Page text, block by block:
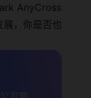
AnyCross
展，你是否也